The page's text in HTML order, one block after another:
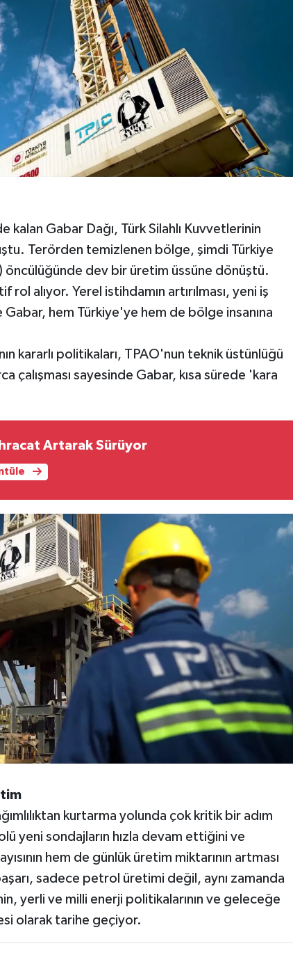
Gabar Dağı, Türk Silahlı Kuvvetlerinin
Terörden temizlenen bölge, şimdi Türkiye
öncülüğünde dev bir üretim üssüne dönüştü.
alıyor. Yerel istihdamın artırılması, yeni iş
Gabar, hem Türkiye'ye hem de bölge insanına
kararlı politikaları, TPAO'nun teknik üstünlüğü
çalışması sayesinde Gabar, kısa sürede 'kara
Artarak Sürüyor
kurtarma yolunda çok kritik bir adım
yeni sondajların hızla devam ettiğini ve
hem de günlük üretim miktarının artması
sadece petrol üretimi değil, aynı zamanda
yerli ve milli enerji politikalarının ve geleceğe
olarak tarihe geçiyor.